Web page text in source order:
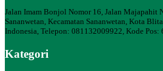
Jalan Imam Bonjol Nomor 16, Jalan Majapahit
Sananwetan, Kecamatan Sananwetan, Kota
Indonesia, Telepon: 081132009922, Kode Pos:
Kategori